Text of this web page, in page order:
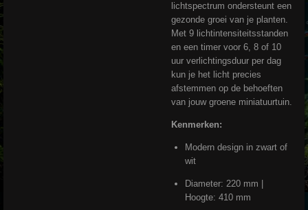
lichtspectrum ondersteunt een
gezonde groei van je planten.
Met 9 lichtintensiteitsstanden
en een timer voor 6, 8 of 10
uur verlichtingsduur per dag
kun je het licht precies
afstemmen op de behoeften
van jouw groene miniatuurtuin.
Kenmerken:
Modern design in zwart of
wit
Diameter: 220 mm |
Hoogte: 410 mm